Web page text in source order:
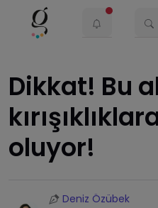
Dikkat! Bu
oluyor!
Deniz Özübek